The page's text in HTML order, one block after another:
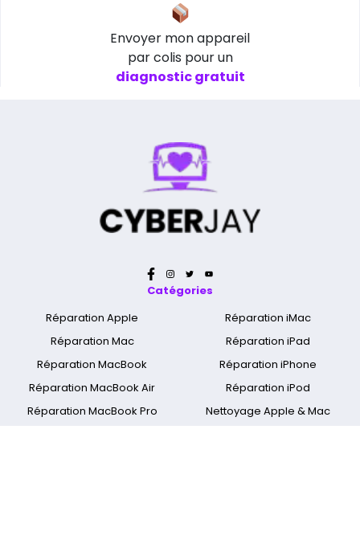
Envoyer mon appareil
par colis pour un
diagnostic gratuit
Catégories
Réparation Apple
Réparation Mac
Réparation MacBook
Réparation MacBook Air
Réparation MacBook Pro
Réparation iMac
Réparation iPad
Réparation iPhone
Réparation iPod
Nettoyage Apple & Mac